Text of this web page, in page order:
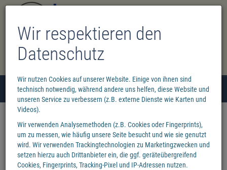
Wir respektieren den
Datenschutz
Wir nutzen Cookies auf unserer Website. Einige von ihnen sind
technisch notwendig, während andere uns helfen, diese Website und
unseren Service zu verbessern (z.B. externe Dienste wie Karten und
Videos).
Wir verwenden Analysemethoden (z.B. Cookies oder Fingerprints),
um zu messen, wie häufig unsere Seite besucht und wie sie genutzt
wird. Wir verwenden Trackingtechnologien zu Marketingzwecken und
setzen hierzu auch Drittanbieter ein, die ggf. geräteübergreifend
Cookies, Fingerprints, Tracking-Pixel und IP-Adressen nutzen.
Menü 0